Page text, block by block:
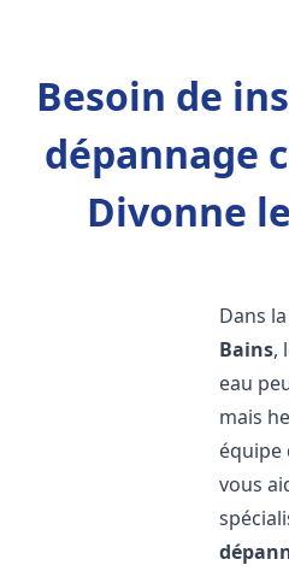
Besoin de
dépannage
Divonne
Dans
Bains,
eau
mais
équipe
vous